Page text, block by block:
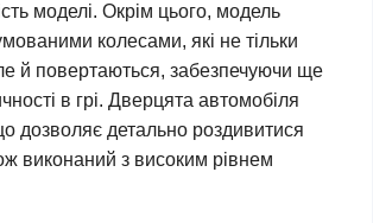
моделі. Окрім цього, модель
колесами, які не тільки
й повертаються, забезпечуючи ще
в грі. Дверцята автомобіля
дозволяє детально роздивитися
виконаний з високим рівнем